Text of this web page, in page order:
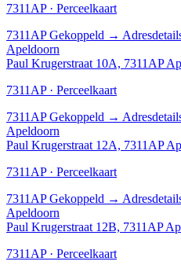
7311AP · Perceelkaart
7311AP Gekoppeld →
Apeldoorn
Paul Krugerstraat 10A, 7311AP
7311AP · Perceelkaart
7311AP Gekoppeld →
Apeldoorn
Paul Krugerstraat 12A, 7311AP
7311AP · Perceelkaart
7311AP Gekoppeld →
Apeldoorn
Paul Krugerstraat 12B, 7311AP
7311AP · Perceelkaart